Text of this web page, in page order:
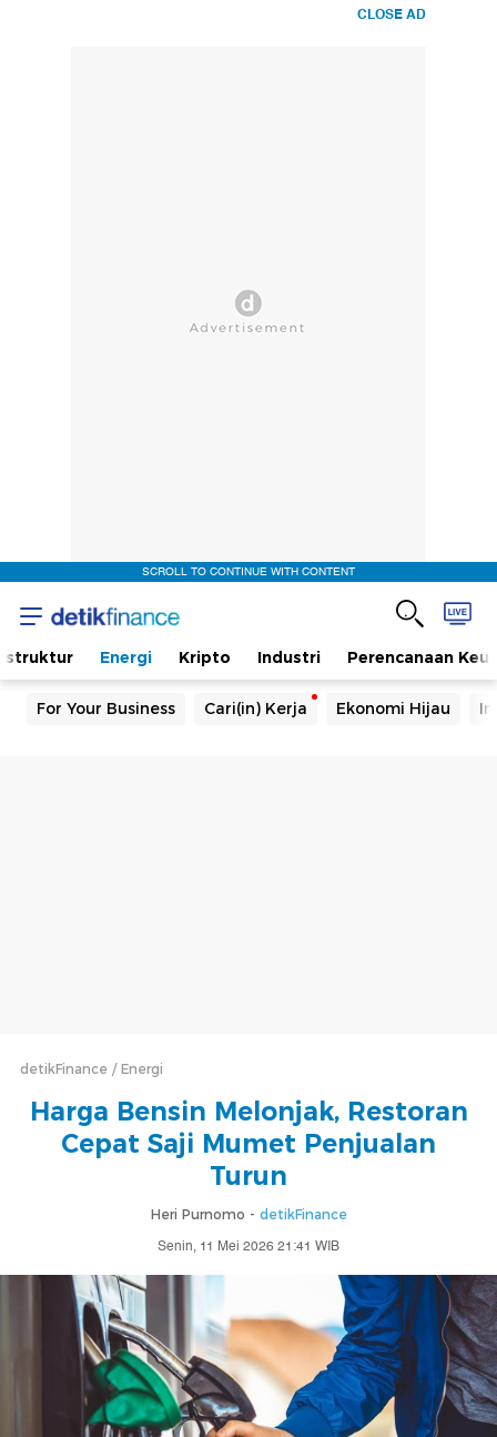
CLOSE AD
SCROLL TO CONTINUE WITH CONTENT
Energi Kripto Industri Perencanaan
For Your Business Cari(in) Kerja Ekonomi Hijau
detikFinance Energi
Harga Bensin Melonjak, Restoran
Cepat Saji Mumet Penjualan
Turun
Heri Purnomo - detikFinance
Senin, 11 Mei 2026 21:41 WIB